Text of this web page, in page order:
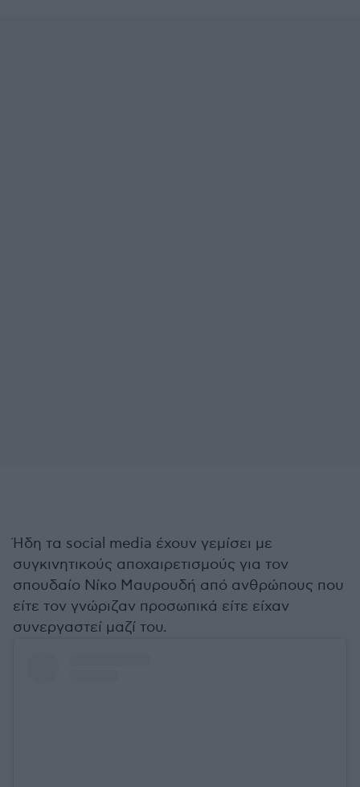
Ήδη τα social media έχουν γεμίσει με
συγκινητικούς αποχαιρετισμούς για τον
σπουδαίο Νίκο Μαυρουδή από ανθρώπους που
είτε τον γνώριζαν προσωπικά είτε είχαν
συνεργαστεί μαζί του.